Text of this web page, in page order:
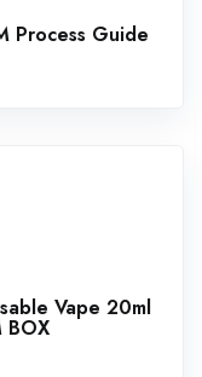
Process Guide
Vape 20ml
BOX